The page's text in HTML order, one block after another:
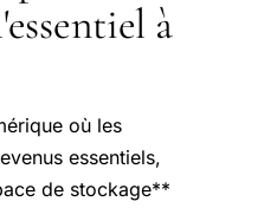
à
où les
essentiels,
de stockage**